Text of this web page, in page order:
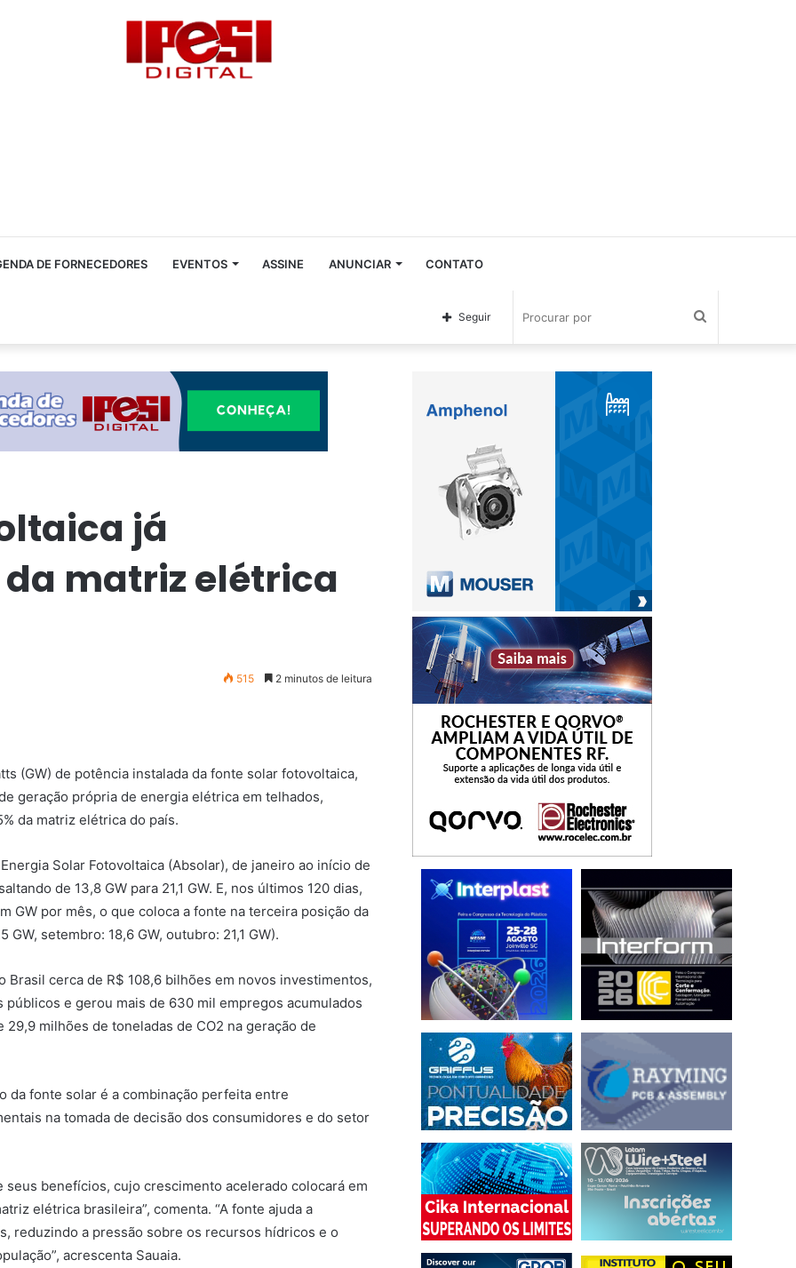
DE FORNECEDORES EVENTOS ASSINE ANUNCIAR CONTATO
Seguir
já
da matriz elétrica
515 2 minutos de leitura
(GW) de potência instalada da fonte solar fotovoltaica,
geração própria de energia elétrica em telhados,
da matriz elétrica do país.
Solar Fotovoltaica (Absolar), de janeiro ao início de
de 13,8 GW para 21,1 GW. E, nos últimos 120 dias,
GW por mês, o que coloca a fonte na terceira posição da
setembro: 18,6 GW, outubro: 21,1 GW).
Brasil cerca de R$ 108,6 bilhões em novos investimentos,
e gerou mais de 630 mil empregos acumulados
milhões de toneladas de CO2 na geração de
da fonte solar é a combinação perfeita entre
na tomada de decisão dos consumidores e do setor
benefícios, cujo crescimento acelerado colocará em
elétrica brasileira”, comenta. “A fonte ajuda a
reduzindo a pressão sobre os recursos hídricos e o
acrescenta Sauaia.